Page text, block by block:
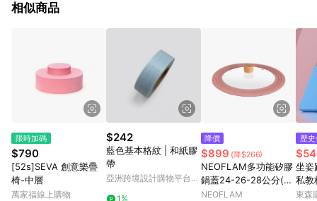
相似商品
限時加碼
$790
[52s]SEVA 創意樂疊
椅-中層
萬家福線上購物
$242
藍色基本格紋 | 和紙膠
帶
亞洲跨境設計購物平台
1%
降價
$899 (降$266)
NEOFLAM多功能矽膠
鍋蓋24-26-28公分(粉
色)
NEOFLAM
歷
坐姿
私教
手肘
東森